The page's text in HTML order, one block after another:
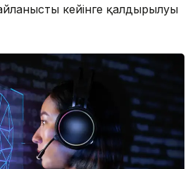
кейінге қалдырылуы